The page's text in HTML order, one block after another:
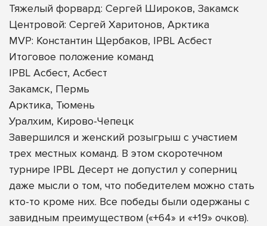
Тяжелый форвард: Сергей Широков, Закамск
Центровой: Сергей Харитонов, Арктика
MVP: Константин Щербаков, IPBL Асбест
Итоговое положение команд
IPBL Асбест, Асбест
Закамск, Пермь
Арктика, Тюмень
Уралхим, Кирово-Чепецк
Завершился и женский розыгрыш с участием
трех местных команд. В этом скоротечном
турнире IPBL Десерт не допустил у соперниц
даже мысли о том, что победителем можно стать
кто-то кроме них. Все победы были одержаны с
завидным преимуществом («+64» и «+19» очков).